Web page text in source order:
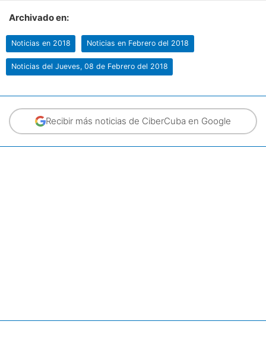
Archivado en:
Noticias en 2018 Noticias en Febrero del 2018
Noticias del Jueves, 08 de Febrero del 2018
Recibir más noticias de CiberCuba en Google